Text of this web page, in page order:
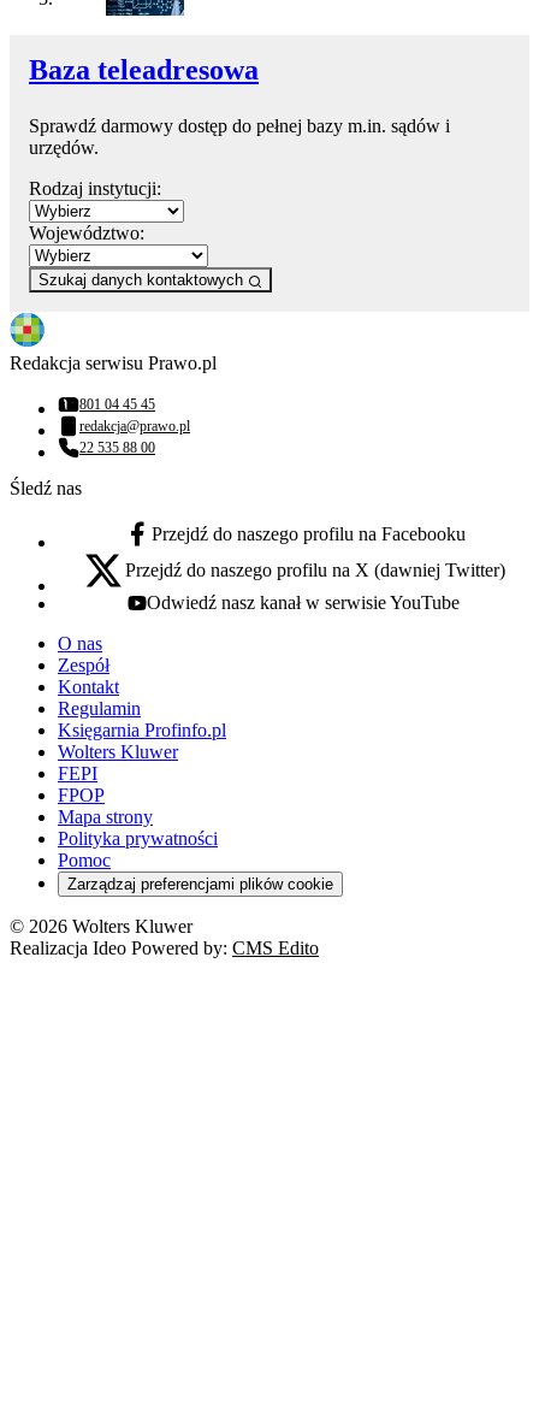
Baza teleadresowa
Sprawdź darmowy dostęp do pełnej bazy m.in. sądów i
urzędów.
Rodzaj instytucji:
Województwo:
Szukaj danych kontaktowych
Redakcja serwisu Prawo.pl
Numer telefonu:
801 04 45 45
Adres email:
redakcja@prawo.pl
Numer telefonu:
22 535 88 00
Śledź nas
facebook - otwiera się w nowej karcie
Przejdź do naszego profilu na Facebooku
x - otwiera się w nowej karcie
Przejdź do naszego profilu na X (dawniej Twitter)
youtube - otwiera się w nowej karcie
Odwiedź nasz kanał w serwisie YouTube
O nas
Zespół
Kontakt
Regulamin
Księgarnia Profinfo.pl
Wolters Kluwer
FEPI
FPOP
Mapa strony
Polityka prywatności
Pomoc
Zarządzaj preferencjami plików cookie
© 2026 Wolters Kluwer
Realizacja Ideo Powered by: CMS Edito